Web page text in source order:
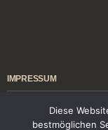
IMPRESSUM
KONTAKT
Diese
bestmöglichen